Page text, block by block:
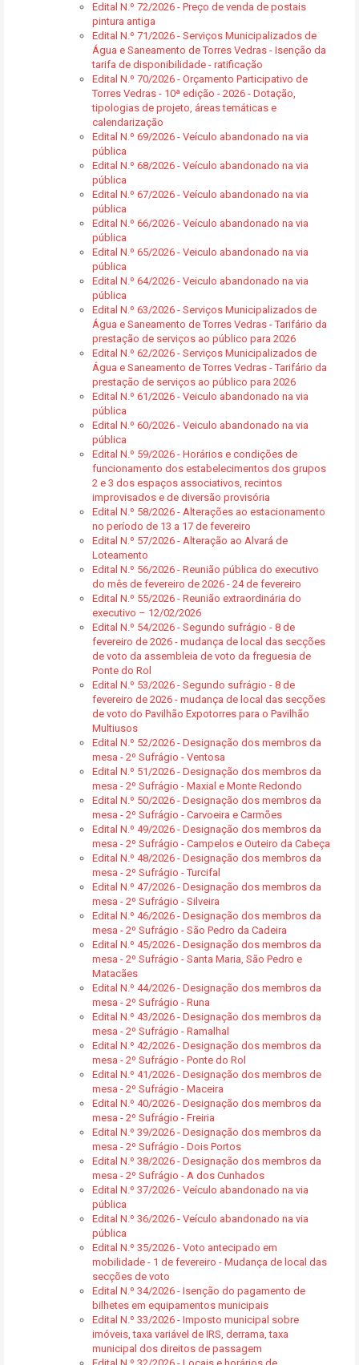
Edital N.º 72/2026 - Preço de venda de postais
pintura antiga
Edital N.º 71/2026 - Serviços Municipalizados de
Água e Saneamento de Torres Vedras - Isenção da
tarifa de disponibilidade - ratificação
Edital N.º 70/2026 - Orçamento Participativo de
Torres Vedras - 10ª edição - 2026 - Dotação,
tipologias de projeto, áreas temáticas e
calendarização
Edital N.º 69/2026 - Veículo abandonado na via
pública
Edital N.º 68/2026 - Veículo abandonado na via
pública
Edital N.º 67/2026 - Veículo abandonado na via
pública
Edital N.º 66/2026 - Veículo abandonado na via
pública
Edital N.º 65/2026 - Veiculo abandonado na via
pública
Edital N.º 64/2026 - Veiculo abandonado na via
pública
Edital N.º 63/2026 - Serviços Municipalizados de
Água e Saneamento de Torres Vedras - Tarifário da
prestação de serviços ao público para 2026
Edital N.º 62/2026 - Serviços Municipalizados de
Água e Saneamento de Torres Vedras - Tarifário da
prestação de serviços ao público para 2026
Edital N.º 61/2026 - Veiculo abandonado na via
pública
Edital N.º 60/2026 - Veiculo abandonado na via
pública
Edital N.º 59/2026 - Horários e condições de
funcionamento dos estabelecimentos dos grupos
2 e 3 dos espaços associativos, recintos
improvisados e de diversão provisória
Edital N.º 58/2026 - Alterações ao estacionamento
no período de 13 a 17 de fevereiro
Edital N.º 57/2026 - Alteração ao Alvará de
Loteamento
Edital N.º 56/2026 - Reunião pública do executivo
do mês de fevereiro de 2026 - 24 de fevereiro
Edital N.º 55/2026 - Reunião extraordinária do
executivo – 12/02/2026
Edital N.º 54/2026 - Segundo sufrágio - 8 de
fevereiro de 2026 - mudança de local das secções
de voto da assembleia de voto da freguesia de
Ponte do Rol
Edital N.º 53/2026 - Segundo sufrágio - 8 de
fevereiro de 2026 - mudança de local das secções
de voto do Pavilhão Expotorres para o Pavilhão
Multiusos
Edital N.º 52/2026 - Designação dos membros da
mesa - 2º Sufrágio - Ventosa
Edital N.º 51/2026 - Designação dos membros da
mesa - 2º Sufrágio - Maxial e Monte Redondo
Edital N.º 50/2026 - Designação dos membros da
mesa - 2º Sufrágio - Carvoeira e Carmões
Edital N.º 49/2026 - Designação dos membros da
mesa - 2º Sufrágio - Campelos e Outeiro da Cabeça
Edital N.º 48/2026 - Designação dos membros da
mesa - 2º Sufrágio - Turcifal
Edital N.º 47/2026 - Designação dos membros da
mesa - 2º Sufrágio - Silveira
Edital N.º 46/2026 - Designação dos membros da
mesa - 2º Sufrágio - São Pedro da Cadeira
Edital N.º 45/2026 - Designação dos membros da
mesa - 2º Sufrágio - Santa Maria, São Pedro e
Matacães
Edital N.º 44/2026 - Designação dos membros da
mesa - 2º Sufrágio - Runa
Edital N.º 43/2026 - Designação dos membros da
mesa - 2º Sufrágio - Ramalhal
Edital N.º 42/2026 - Designação dos membros da
mesa - 2º Sufrágio - Ponte do Rol
Edital N.º 41/2026 - Designação dos membros de
mesa - 2º Sufrágio - Maceira
Edital N.º 40/2026 - Designação dos membros da
mesa - 2º Sufrágio - Freiria
Edital N.º 39/2026 - Designação dos membros da
mesa - 2º Sufrágio - Dois Portos
Edital N.º 38/2026 - Designação dos membros da
mesa - 2º Sufrágio - A dos Cunhados
Edital N.º 37/2026 - Veículo abandonado na via
pública
Edital N.º 36/2026 - Veículo abandonado na via
pública
Edital N.º 35/2026 - Voto antecipado em
mobilidade - 1 de fevereiro - Mudança de local das
secções de voto
Edital N.º 34/2026 - Isenção do pagamento de
bilhetes em equipamentos municipais
Edital N.º 33/2026 - Imposto municipal sobre
imóveis, taxa variável de IRS, derrama, taxa
municipal dos direitos de passagem